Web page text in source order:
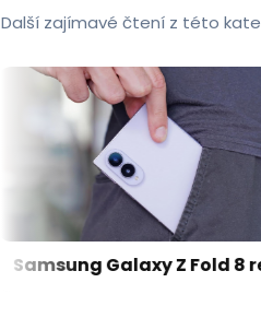
Další zajímavé čtení z této
Samsung Galaxy Z Fold 8 recenze: nový standard, nebo slepá kolej?